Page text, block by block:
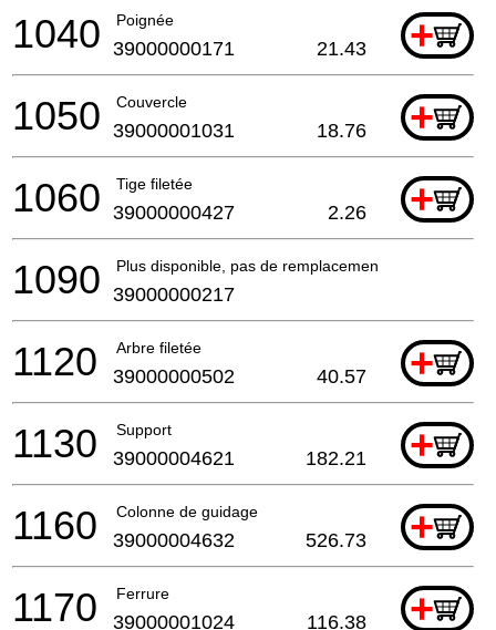
Poignée +
1040 39000000171 21.43
Couvercle +
1050 39000001031 18.76
Tige filetée +
1060 39000000427 2.26
Plus disponible, pas de remplacement
1090 39000000217
Arbre filetée +
1120 39000000502 40.57
Support +
1130 39000004621 182.21
Colonne de guidage +
1160 39000004632 526.73
Ferrure +
1170 39000001024 116.38